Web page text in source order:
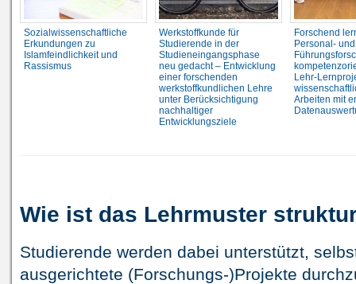
Sozialwissenschaftliche
Erkundungen zu
Islamfeindlichkeit und
Rassismus
Werkstoffkunde für
Studierende in der
Studieneingangsphase
neu gedacht – Entwicklung
einer forschenden
werkstoffkundlichen Lehre
unter Berücksichtigung
nachhaltiger
Entwicklungsziele
Forschend
Personal- und
Lehr-
Arbeiten mit
Wie ist das Lehrmuster
Studierende werden dabei unterstützt,
ausgerichtete (Forschungs-)Projekte